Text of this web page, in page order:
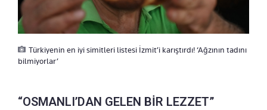
Türkiyenin en iyi simitleri listesi İzmit’i karıştırdı! ‘Ağzının tadını
bilmiyorlar’
“OSMANLI’DAN GELEN BİR LEZZET”